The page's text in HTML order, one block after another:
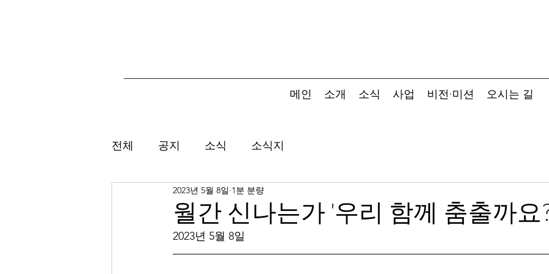
메인 소개 소식 사업 비전·미션 오시는 길
전체 공지 소식 소식지
월간 신나는가 '우리 함께 춤출까요
2023년 5월 8일 1분 분량
2023년 5월 8일